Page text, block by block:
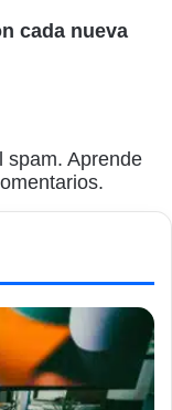
cada nueva
spam. Aprende